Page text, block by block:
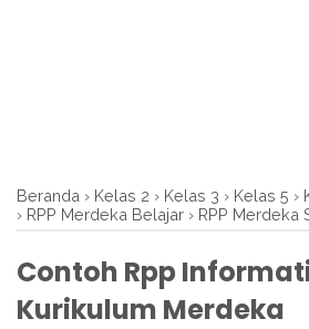
Beranda › Kelas 2 › Kelas 3 › Kelas 5 ›
› RPP Merdeka Belajar › RPP Merdeka
Contoh Rpp
Kurikulum Merdeka